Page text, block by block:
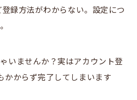
録方法がわからない。設定につ
いませんか？実はアカウント登
かからず完了してしまいます